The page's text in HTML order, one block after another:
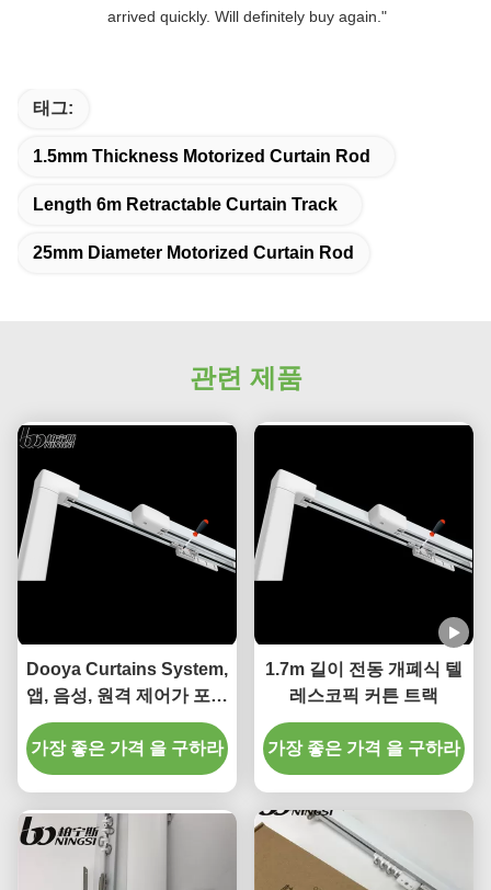
visual clarity is fantastic once you dial in the IPD
adjustment is smooth, and finding that sweet spot
during long sessions. Highly r
arrived quickly. Will definitely buy again."
태그:
1.5mm Thickness Motorized Curtain Rod
Length 6m Retractable Curtain Track
25mm Diameter Motorized Curtain Rod
관련 제품
Dooya Curtains System,
앱, 음성, 원격 제어가 포함
된 자동 레일 모터가 있는
전동 커튼 트랙
가장 좋은 가격 을 구하라
1.7m 길이 전동 개폐식 텔
레스코픽 커튼 트랙
가장 좋은 가격 을 구하라